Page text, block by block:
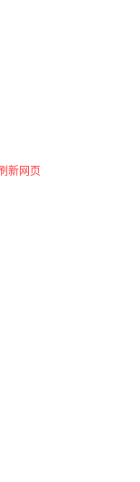
新网页